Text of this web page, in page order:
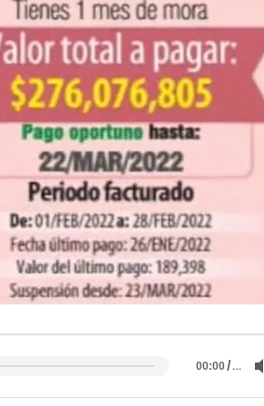
00:00/…